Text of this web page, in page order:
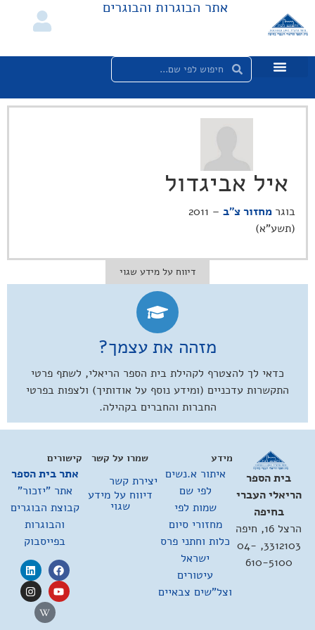
אתר הבוגרות והבוגרים
איל אביגדול
בוגר מחזור צ"ב
– 2011
(תשע"א)
דיווח על מידע שגוי
מזהה את עצמך?
כדאי לך להצטרף לקהילת בית הספר הריאלי, לשתף פרטי
התקשרות עדכניים (ומידע נוסף על אודותיך) ולצפות בפרטי
החברות והחברים בקהילה.
בית הספר
הריאלי העברי
בחיפה
הרצל 16, חיפה
3312103, 04-
610-5100
מידע
איתור א.נשים
לפי שם
שמות לפי
מחזורי סיום
כלות וחתני פרס
ישראל
עיטורים
וצל"שים צבאיים
קישורים
אתר בית הספר
אתר "יזכור"
קבוצת הבוגרים
והבוגרות
בפייסבוק
שמרו על קשר
יצירת קשר
דיווח על מידע
שגוי